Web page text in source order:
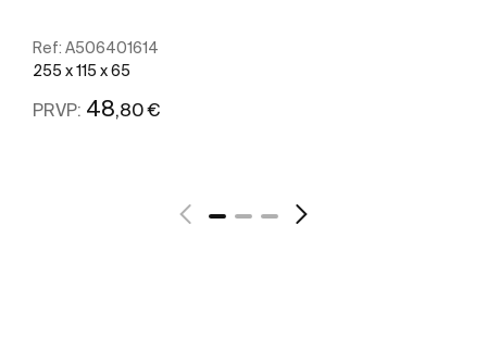
Ref: A506401614
255 x 115 x 65
PRVP: 48,80 €